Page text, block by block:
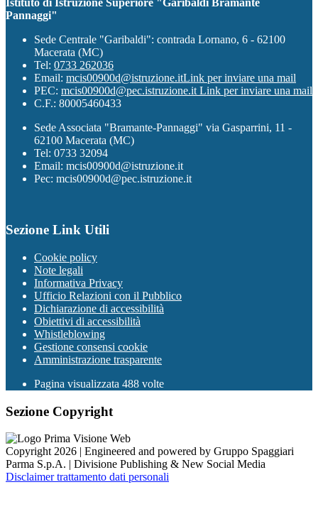
Pannaggi"
Sede Centrale "Garibaldi": contrada Lornano, 6 - 62100
Macerata (MC)
Tel: 0733 262036
Email: mcis00900d@istruzione.itLink per inviare una mail
PEC: mcis00900d@pec.istruzione.it Link per inviare una mail
C.F.: 80005460433
Sede Associata "Bramante-Pannaggi" via Gasparrini, 11 -
62100 Macerata (MC)
Tel: 0733 32094
Email: mcis00900d@istruzione.it
Pec: mcis00900d@pec.istruzione.it
Sezione Link Utili
Cookie policy
Note legali
Informativa Privacy
Ufficio Relazioni con il Pubblico
Dichiarazione di accessibilità
Obiettivi di accessibilità
Whistleblowing
Gestione consensi cookie
Amministrazione trasparente
Pagina visualizzata 488 volte
Sezione Copyright
Copyright 2026 | Engineered and powered by Gruppo Spaggiari
Parma S.p.A. | Divisione Publishing & New Social Media
Disclaimer trattamento dati personali